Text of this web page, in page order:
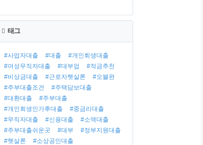
최
근
글
태그
#사업자대출 #대출
#개인회생대출
#여성무직자대출
#대부업
#적금추천
#비상금대출
#근로자햇살론
#오블완
#주부대출조건
#주택담보대출
#대환대출
#주부대출
#개인회생인가후대출
#중금리대출
#무직자대출
#신용대출
#소액대출
#주부대출쉬운곳
#대부
#정부지원대출
#햇살론
#소상공인대출